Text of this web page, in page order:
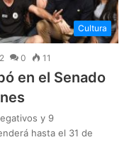
Cultura
0 11
en el Senado
y 9
hasta el 31 de